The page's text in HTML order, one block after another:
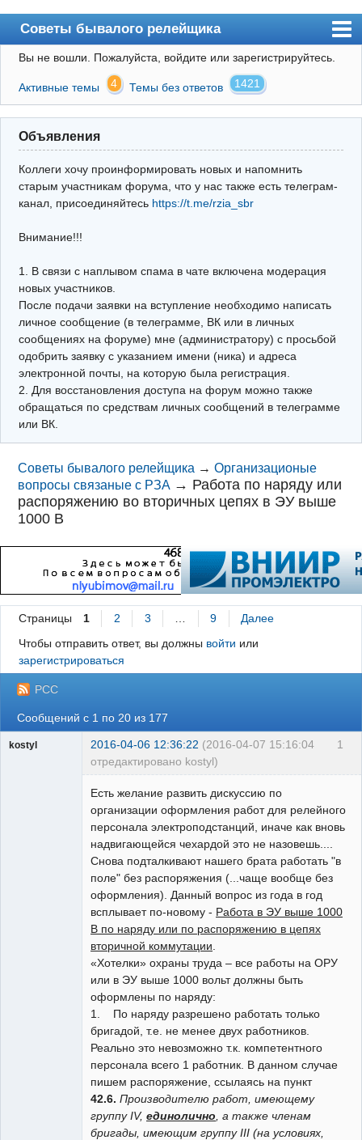
Советы бывалого релейщика
Форум
Правила
Поиск
Регистрация
Архив
Почта
Поиск релейщика
Видео РЗиА
Фотохостинг
Телеграм
Вы не вошли. Пожалуйста, войдите или зарегистрируйтесь.
Активные темы 4 Темы без ответов 1421
Объявления
Коллеги хочу проинформировать новых и напомнить
старым участникам форума, что у нас также есть телеграм-
канал, присоединяйтесь https://t.me/rzia_sbr
Внимание!!!
1. В связи с наплывом спама в чате включена модерация
новых участников.
После подачи заявки на вступление необходимо написать
личное сообщение (в телеграмме, ВК или в личных
сообщениях на форуме) мне (администратору) с просьбой
одобрить заявку с указанием имени (ника) и адреса
электронной почты, на которую была регистрация.
2. Для восстановления доступа на форум можно также
обращаться по средствам личных сообщений в телеграмме
или ВК.
Советы бывалого релейщика →Организационые
вопросы связаные с РЗА → Работа по наряду или
распоряжению во вторичных цепях в ЭУ выше
1000 В
Страницы 1 2 3 … 9
Далее
Чтобы отправить ответ, вы должны войти или
зарегистрироваться
РСС
Сообщений с 1 по 20 из 177
1
kostyl 2016-04-06 12:36:22 (2016-04-07 15:16:04
отредактировано kostyl)
Есть желание развить дискуссию по
организации оформления работ для релейного
персонала электроподстанций, иначе как вновь
надвигающейся чехардой это не назовешь....
Снова подталкивают нашего брата работать "в
поле" без распоряжения (...чаще вообще без
оформления). Данный вопрос из года в год
всплывает по-новому - Работа в ЭУ выше 1000
В по наряду или по распоряжению в цепях
вторичной коммутации
«Хотелки» охраны труда – все работы на ОРУ
или в ЭУ выше 1000 вольт должны быть
оформлены по наряду:
1. По наряду разрешено работать только
бригадой, т.е. не менее двух работников.
Реально это невозможно т.к. компетентного
персонала всего 1 работник. В данном случае
пишем распоряжение, ссылаясь на пункт
42.6. Производителю работ, имеющему
группу IV, единолично , а также членам
бригады, имеющим группу III (на условиях,